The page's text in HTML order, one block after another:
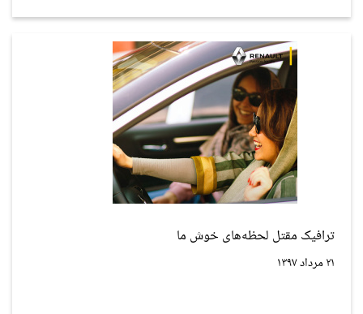
ترافیک مقتل لحظه‌های خوش ما
۲۱ مرداد ۱۳۹۷